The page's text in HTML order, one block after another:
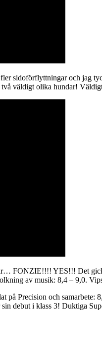
sidoförflyttningar och jag
väldigt olika hundar!
FONZIE!!!! YES!!! Det
av musik: 8,4 – 9,0.
på Precision och
debut i klass 3! Duktiga